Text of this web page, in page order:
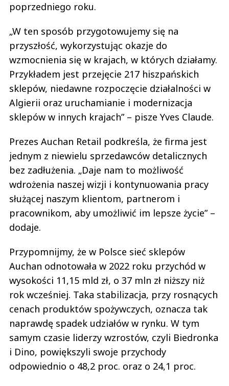
poprzedniego roku.
„W ten sposób przygotowujemy się na
przyszłość, wykorzystując okazje do
wzmocnienia się w krajach, w których działamy.
Przykładem jest przejęcie 217 hiszpańskich
sklepów, niedawne rozpoczęcie działalności w
Algierii oraz uruchamianie i modernizacja
sklepów w innych krajach” – pisze Yves Claude.
Prezes Auchan Retail podkreśla, że firma jest
jednym z niewielu sprzedawców detalicznych
bez zadłużenia. „Daje nam to możliwość
wdrożenia naszej wizji i kontynuowania pracy
służącej naszym klientom, partnerom i
pracownikom, aby umożliwić im lepsze życie” –
dodaje.
Przypomnijmy, że w Polsce sieć sklepów
Auchan odnotowała w 2022 roku przychód w
wysokości 11,15 mld zł, o 37 mln zł niższy niż
rok wcześniej. Taka stabilizacja, przy rosnących
cenach produktów spożywczych, oznacza tak
naprawdę spadek udziałów w rynku. W tym
samym czasie liderzy wzrostów, czyli Biedronka
i Dino, powiększyli swoje przychody
odpowiednio o 48,2 proc. oraz o 24,1 proc.